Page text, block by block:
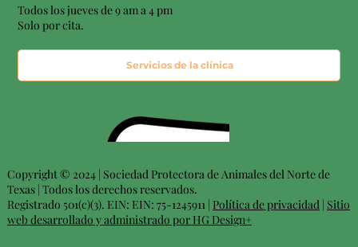
Todos los jueves de 9 am a 4 pm
Solo por cita.
Servicios de la clínica
Copyright © 2024 | Sociedad Protectora de Animales del Norte de
Texas | Todos los derechos reservados.
Registrado 501(c)(3). EIN: EIN: 75-1245911 | Política de privacidad| Sitio
web desarrollado y administrado por HG Design+